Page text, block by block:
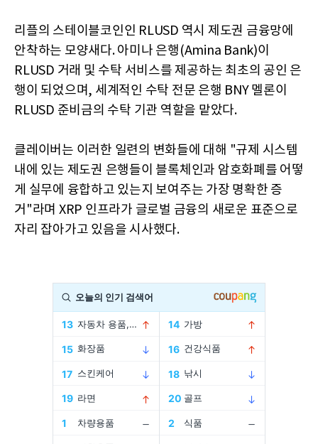
리플의 스테이블코인인 RLUSD 역시 제도권 금융망에
안착하는 모양새다. 아미나 은행(Amina Bank)이
RLUSD 거래 및 수탁 서비스를 제공하는 최초의 공인 은
행이 되었으며, 세계적인 수탁 전문 은행 BNY 멜론이
RLUSD 준비금의 수탁 기관 역할을 맡았다.
클레이버는 이러한 일련의 변화들에 대해 "규제 시스템
내에 있는 제도권 은행들이 블록체인과 암호화폐를 어떻
게 실무에 융합하고 있는지 보여주는 가장 명확한 증
거"라며 XRP 인프라가 글로벌 금융의 새로운 표준으로
자리 잡아가고 있음을 시사했다.